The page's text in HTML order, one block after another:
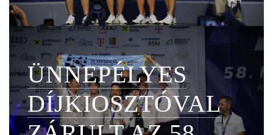
ÜNNEPÉLYES
DÍJKIOSZTÓVAL